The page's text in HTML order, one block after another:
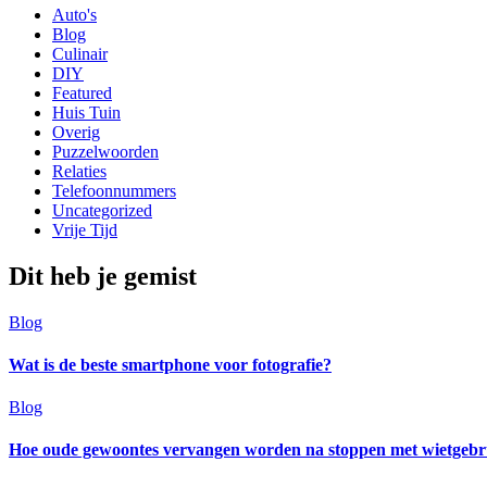
Auto's
Blog
Culinair
DIY
Featured
Huis Tuin
Overig
Puzzelwoorden
Relaties
Telefoonnummers
Uncategorized
Vrije Tijd
Dit heb je gemist
Blog
Wat is de beste smartphone voor fotografie?
Blog
Hoe oude gewoontes vervangen worden na stoppen met